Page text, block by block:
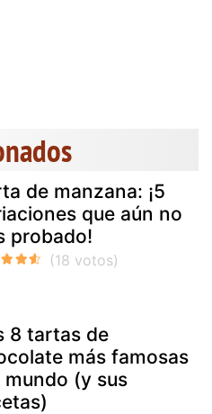
de manzana: ¡5
que aún no
probado!
8 tartas de
más famosas
mundo (y sus